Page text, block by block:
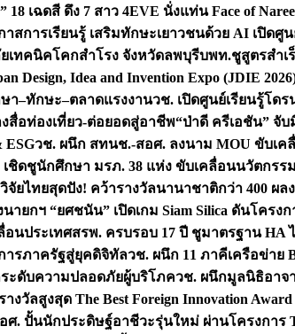
18 เฉดสี ดึง 7 สาว 4EVE นั่งแท่น Face of
สการเรียนรู้ เสริมทักษะเยาวชนด้วย AI เปิดศู
เทคนิคโคกสำโรง จังหวัดลพบุรีบพท.ชูสูตรสำเ
Design, Idea and Invention Expo (JDIE
า–ทักษะ–ตลาดแรงงานวช. เปิดศูนย์เรียนรู้โด
สื่อท่องเที่ยว-ต่อยอดสู่อาชีพ“ป่าดี ครีเอชัน” จั
ESGวช. ผนึก สทนช.-สอศ. ลงนาม MOU ขับเ
ชิดชูนักศึกษา มรภ. 38 แห่ง ขับเคลื่อนนวัตกร
จัยไทยสุดปัง! คว้ารางวัลนานาชาติกว่า 400 ผ
นายกฯ “ยศชนัน” เปิดเกม Siam Silica ดันโคร
อนประเทศสรพ. ครบรอบ 17 ปี ชูมาตรฐาน HA
ารภาครัฐสู่ยุคดิจิทัลวช. ผนึก 11 ภาคีเครือข่าย
ะดับความปลอดภัยผู้บริโภควช. ผนึกมูลนิธิอาจ
วัลสูงสุด The Best Foreign Innovation
ศ. ปั้นนักประดิษฐ์อาชีวะรุ่นใหม่ ผ่านโครงการ